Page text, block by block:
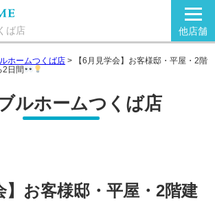
ば店 他店舗
ホームつくば店 >
【6月見学会】お客様邸・平屋・2階
2日間
ルホームつくば店
】お客様邸・平屋・2階建